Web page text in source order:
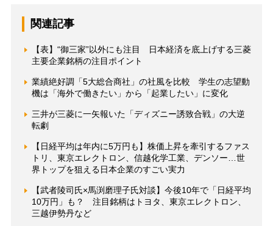
関連記事
【表】“御三家”以外にも注目 日本経済を底上げする三菱
主要企業銘柄の注目ポイント
業績絶好調「5大総合商社」の社風を比較 学生の志望動
機は「海外で働きたい」から「起業したい」に変化
三井が三菱に一矢報いた「ディズニー誘致合戦」の大逆
転劇
【日経平均は年内に5万円も】株価上昇を牽引するファス
トリ、東京エレクトロン、信越化学工業、デンソー…世
界トップを狙える日本企業のすごい実力
【武者陵司氏×馬渕磨理子氏対談】今後10年で「日経平均
10万円」も？ 注目銘柄はトヨタ、東京エレクトロン、
三越伊勢丹など